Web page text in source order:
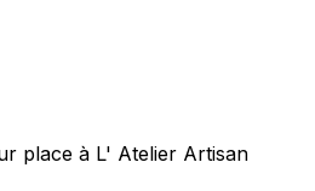
place à L' Atelier Artisan